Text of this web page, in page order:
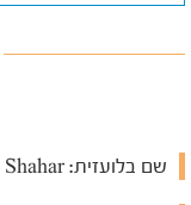
שם בלועזית: